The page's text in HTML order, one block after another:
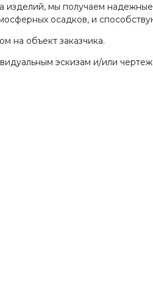
изделий, мы получаем
осадков, и
на объект заказчика.
эскизам и/или